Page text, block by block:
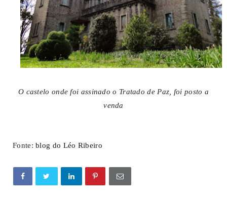
O castelo onde foi assinado o Tratado de Paz, foi posto a
venda
Fonte:blog do Léo Ribeiro